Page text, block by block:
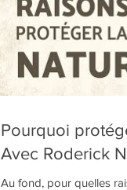
Pourquoi
Avec Roderick
Au fond, pour quelles